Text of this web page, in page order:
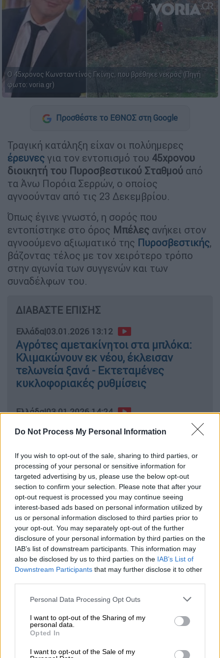
Do Not Process My Personal Information
If you wish to opt-out of the sale, sharing to third parties, or
processing of your personal or sensitive information for
targeted advertising by us, please use the below opt-out
section to confirm your selection. Please note that after your
opt-out request is processed you may continue seeing
interest-based ads based on personal information utilized by
us or personal information disclosed to third parties prior to
your opt-out. You may separately opt-out of the further
disclosure of your personal information by third parties on the
IAB’s list of downstream participants. This information may
also be disclosed by us to third parties on the IAB’s List of
Downstream Participants that may further disclose it to other
Please note that this website/app uses one or more Google
not limited to your visit or usage behaviour. You may click to
grant or deny consent to Google and its third-party tags to
use your data for below specified purposes in below Google
consent section.
Personal Data Processing Opt Outs
I want to opt-out of the Sharing of my
personal data.
Opted In
I want to opt-out of the Sale of my
Ο 45χρονος Κωνσταντίνος Γκίνης, που βρέθηκε νεκρός (Πηγή
φωτο: voria.gr)
Προσθέστε το ΕΘΝΟΣ στη Google
Τραγική κατάληξη είχαν οι πολύημερες
έρευνες για τον εντοπισμό του 45χρονου
διοικητή του Πυροσβεστικού Σταθμού από
τα Άνω Πορόια Σερρών, ο οποίος
αγνοούνταν από τις 23 Δεκεμβρίου.
Όπως έγινε γνωστό, η σορός που
εντοπίστηκε στο όρος Μπέλες ανήκει στον
αγνοούμενο αξιωματικό της Πυροσβεστικής,
βάζοντας τέλος με τον χειρότερο τρόπο
στην αγωνία των συγγενών και των
συναδέλφων του.
ΔΙΑΒΑΣΤΕ ΕΠΙΣΗΣ
Ελλάδα|03.01.2026 13:12
Αγρότες αμετακίνητοι στα μπλόκα:
Κλιμακώνουν εκ νέου, έκλεισαν
τελωνεία ξανά - Εκτεταμένες
κυκλοφοριακές ρυθμίσεις
Ελλάδα|03.01.2026 14:24
Βίντεο ντοκουμέντο από την «τρελή»
πορεία μεθυσμένου οδηγού στην
Κηφισιά - Πώς εμβόλισε επτά
οχήματα
Εντοπίστηκαν σορός και όχημα σε
δύσβατη περιοχή
Σύμφωνα με ανακοίνωση τηςΕθελοντικής
Ομάδας Έρευνας και Διάσωσης ΟΦΚΑΘ, η
σορός και τοαυτοκίνητοτου 45χρονου
εντοπίστηκαν σε εξαιρετικά δύσβατο
σημείο, στην περιοχή « Χωνί» του όρους
Τον εντοπισμό έκαναν κυνηγοί που